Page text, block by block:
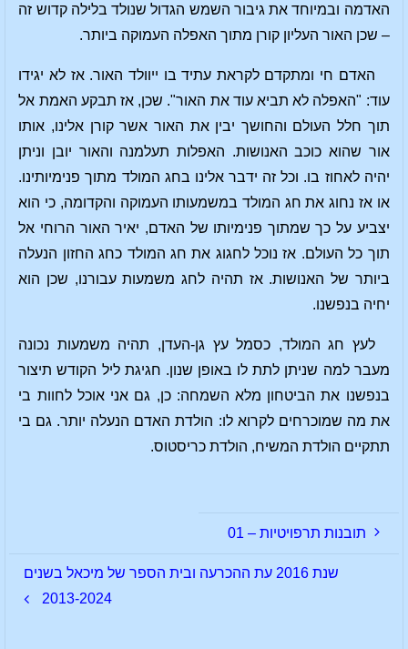
האדמה ובמיוחד את גיבור השמש הגדול שנולד בלילה קדוש זה
– שכן האור העליון קורן מתוך האפלה העמוקה ביותר.
האדם חי ומתקדם לקראת עתיד בו ייוולד האור. אז לא יגידו
עוד: "האפלה לא תביא עוד את האור". שכן, אז תבקע האמת אל
תוך חלל העולם והחושך יבין את האור אשר קורן אלינו, אותו
אור שהוא כוכב האנושות. האפלות תעלמנה והאור יובן וניתן
יהיה לאחוז בו. וכל זה ידבר אלינו בחג המולד מתוך פנימיותינו.
או אז נחוג את חג המולד במשמעותו העמוקה והקדומה, כי הוא
יצביע על כך שמתוך פנימיותו של האדם, יאיר האור הרוחי אל
תוך כל העולם. אז נוכל לחגוג את חג המולד כחג החזון הנעלה
ביותר של האנושות. אז תהיה לחג משמעות עבורנו, שכן הוא
יחיה בנפשנו.
לעץ חג המולד, כסמל עץ גן-העדן, תהיה משמעות נכונה
מעבר למה שניתן לתת לו באופן שנון. חגיגת ליל הקודש תיצור
בנפשנו את הביטחון מלא השמחה: כן, גם אני אוכל לחוות בי
את מה שמוכרחים לקרוא לו: הולדת האדם הנעלה יותר. גם בי
תתקיים הולדת המשיח, הולדת כריסטוס.
תובנות תרפויטיות – 01
שנת 2016 עת ההכרעה ובית הספר של מיכאל בשנים
2013-2024